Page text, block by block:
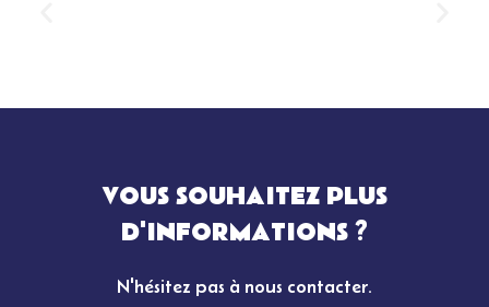
VOUS SOUHAITEZ PLUS
D'INFORMATIONS ?
N'hésitez pas à nous contacter.